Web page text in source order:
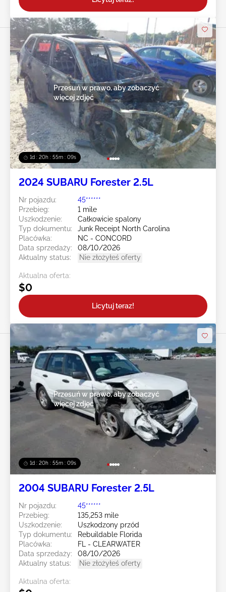
1d : 20h : 55m : 07s
Przesuń w prawo, aby zobaczyć
więcej zdjęć
2024 SUBARU Forester 2.5L
Nr pojazdu:
45******
Przebieg:
1 mile
Uszkodzenie:
Całkowicie spalony
Typ dokumentu:
Junk Receipt North Carolina
Placówka:
NC - CONCORD
Data sprzedaży:
08/10/2026
Aktualny status:
Nie złożyłeś oferty
Aktualna oferta:
$0
Licytuj teraz!
1d : 20h : 55m : 07s
Przesuń w prawo, aby zobaczyć
więcej zdjęć
2004 SUBARU Forester 2.5L
Nr pojazdu:
45******
Przebieg:
135,253 mile
Uszkodzenie:
Uszkodzony przód
Typ dokumentu:
Rebuildable Florida
Placówka:
FL - CLEARWATER
Data sprzedaży:
08/10/2026
Aktualny status:
Nie złożyłeś oferty
Aktualna oferta: